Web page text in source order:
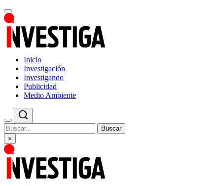
Inicio
Investigación
Investigando
Publicidad
Medio Ambiente
Buscar
×